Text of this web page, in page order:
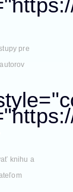
pre
knihu a